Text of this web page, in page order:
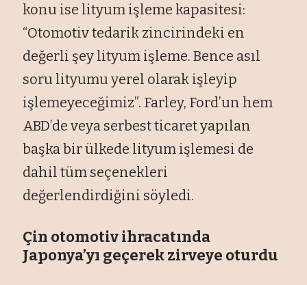
konu ise lityum işleme kapasitesi:
“Otomotiv tedarik zincirindeki en
değerli şey lityum işleme. Bence asıl
soru lityumu yerel olarak işleyip
işlemeyeceğimiz”. Farley, Ford’un hem
ABD’de veya serbest ticaret yapılan
başka bir ülkede lityum işlemesi de
dahil tüm seçenekleri
değerlendirdiğini söyledi.
Çin otomotiv ihracatında
Japonya’yı geçerek zirveye oturdu